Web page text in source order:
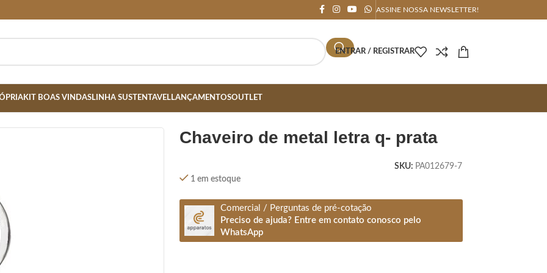
ASSINE NOSSA NEWSLETTER!
ENTRAR / REGISTRAR
KIT BOAS VINDASLINHA SUSTENTAVELLANÇAMENTOSOUTLET
chaveiro de metal letra q- prata
SKU: PA012679-7
1 em estoque
Comercial / Perguntas de pré-cotação
Preciso de ajuda? Entre em contato conosco pelo
WhatsApp